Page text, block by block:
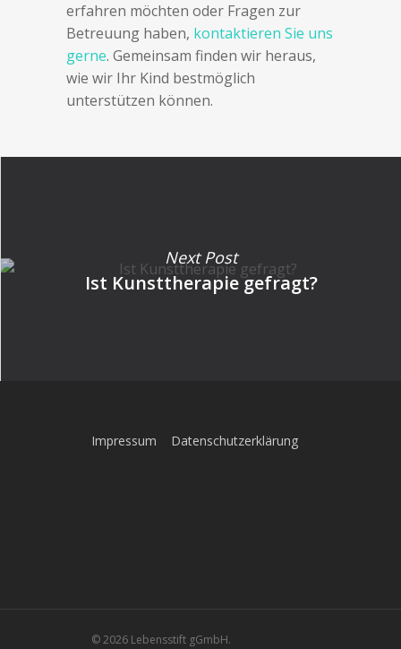
erfahren möchten oder Fragen zur
Betreuung haben, kontaktieren Sie uns
gerne. Gemeinsam finden wir heraus,
wie wir Ihr Kind bestmöglich
unterstützen können.
Next Post
Ist Kunsttherapie gefragt?
Impressum Datenschutzerklärung
© 2026 Lebensstift gGmbH.